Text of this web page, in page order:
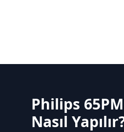
Philips
Nasıl